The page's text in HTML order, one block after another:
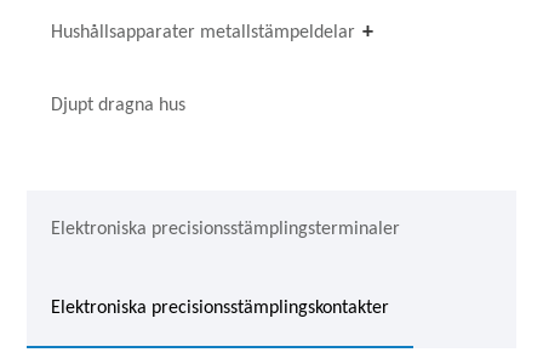
Hushållsapparater metallstämpeldelar
Djupt dragna hus
Elektroniska precisionsstämplingsterminaler
Elektroniska precisionsstämplingskontakter